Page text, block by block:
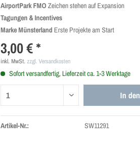
AirportPark FMOZeichen stehen auf Expansion
Tagungen & Incentives
Marke Münsterland Erste Projekte am Start
3,00 € *
inkl. MwSt.zzgl. Versandkosten
Sofort versandfertig, Lieferzeit ca. 1-3 Werktage
In den
Artikel-Nr.: SW11291